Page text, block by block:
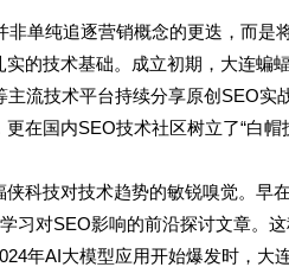
非单纯追逐营销概念的更迭，而是
的技术基础。成立初期，大连
流技术平台持续分享原创SEO
在国内SEO技术社区树立了“白
科技对技术趋势的敏锐嗅觉。早
习对SEO影响的前沿探讨文章。
年AI大模型应用开始爆发时，